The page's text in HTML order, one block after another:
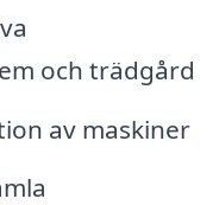
och trädgård
av maskiner